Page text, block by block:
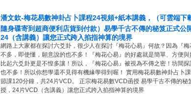
潘文欽-梅花易數神卦占卜課程24視頻+紙本講義，（可雲端下
隨身碟寄到超商便利店貨到付款）易學千古不傳的秘笈正式公
24（含講義）讓您正式跨入掐指神算的境界
網路上大家都在探討六爻卦，很少人在探討『梅花心易』何故？因為『梅
不多，即使懂，願意說的也不多！『梅花心易』的好處就是簡單、方便
比起六爻卦更是不惶多讓！所以，『梅花心易』被視為不傳之密！坊間
也不多！所以你想學還不見得有機緣學得到喔！ 實用梅花易數神卦占卜
節課120分鐘，共24片VCD。 正宗梅花易數VCD函授 易學千古不傳的秘
授，24片VCD（含講義）讓您正式跨入掐指神算的境界